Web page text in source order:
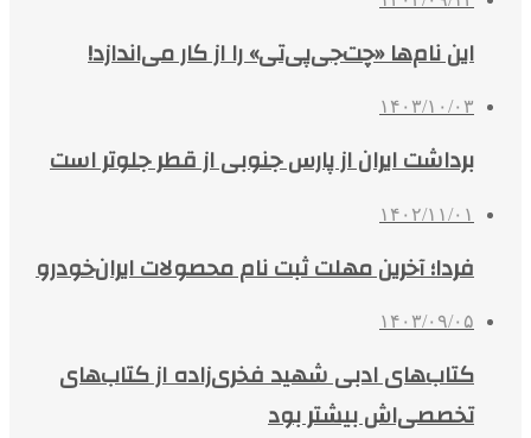
این نام‌ها «چت‌جی‌پی‌تی» را از کار می‌اندازد!
۱۴۰۳/۱۰/۰۳
برداشت ایران از پارس جنوبی از قطر جلوتر است
۱۴۰۲/۱۱/۰۱
فردا؛ آخرین مهلت ثبت نام محصولات ایران‌خودرو
۱۴۰۳/۰۹/۰۵
کتاب‌های ادبی شهید فخری‌زاده از کتاب‌های
تخصصی‌اش بیشتر بود